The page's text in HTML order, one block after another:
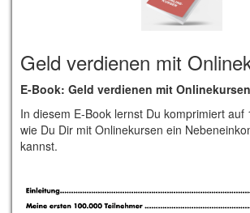
Geld verdienen mit
E-Book: Geld verdienen mit Onlinekursen
In diesem E-Book lernst Du komprimiert auf
wie Du Dir mit Onlinekursen ein
kannst.